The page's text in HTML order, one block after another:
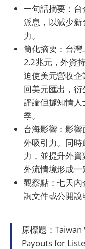
一句話摘要：
派息，以減少
力。
簡化摘要：台
2.2兆元，外資
迫使美元營收
回美元匯出，
評論但據知情
季。
台海影響：影
外吸引力。同
力，並提升外
外流情境形成一
觀察點：七天
詢文件或公開說
原標題：
Payouts for